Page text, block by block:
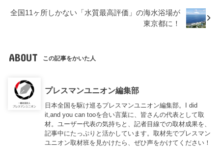
全国11ヶ所しかない「水質最高評価」の海水浴場が
東京都に！
ABOUT この記事をかいた人
プレスマンユニオン編集部
日本全国を駆け巡るプレスマンユニオン編集部。I did
it,and you can tooを合い言葉に、皆さんの代表として取
材。ユーザー代表の気持ちと、記者目線での取材成果を、
記事中にたっぷりと活かしています。取材先でプレスマン
ユニオン取材班を見かけたら、ぜひ声をかけてください！